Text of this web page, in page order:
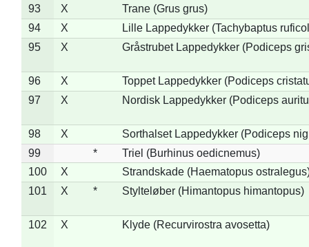
93 X
Trane (Grus grus)
94
X
Lille Lappedykker (Tachybaptus
95
X Gråstrubet Lappedykker (Podiceps
96 X
Toppet Lappedykker (Podiceps
97
X Nordisk Lappedykker (Podiceps
98 X
Sorthalset Lappedykker (Podiceps
99
*
Triel (Burhinus oedicnemus)
100
X
Strandskade (Haematopus
101
X * Stylteløber (Himantopus himantopus)
102 X Klyde (Recurvirostra avosetta)